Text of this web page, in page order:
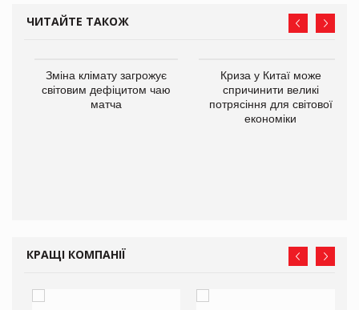
ЧИТАЙТЕ ТАКОЖ
Зміна клімату загрожує
світовим дефіцитом чаю
матча
Криза у Китаї може
спричинити великі
потрясіння для світової
економіки
КРАЩІ КОМПАНІЇ